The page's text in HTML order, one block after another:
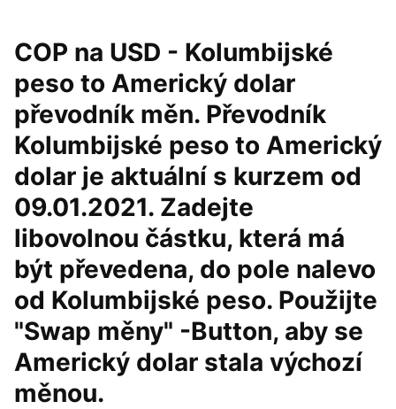
COP na USD - Kolumbijské
peso to Americký dolar
převodník měn. Převodník
Kolumbijské peso to Americký
dolar je aktuální s kurzem od
09.01.2021. Zadejte
libovolnou částku, která má
být převedena, do pole nalevo
od Kolumbijské peso. Použijte
"Swap měny" -Button, aby se
Americký dolar stala výchozí
měnou.